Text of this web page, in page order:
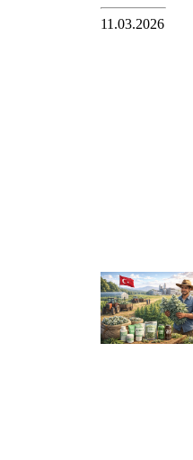
11.03.2026